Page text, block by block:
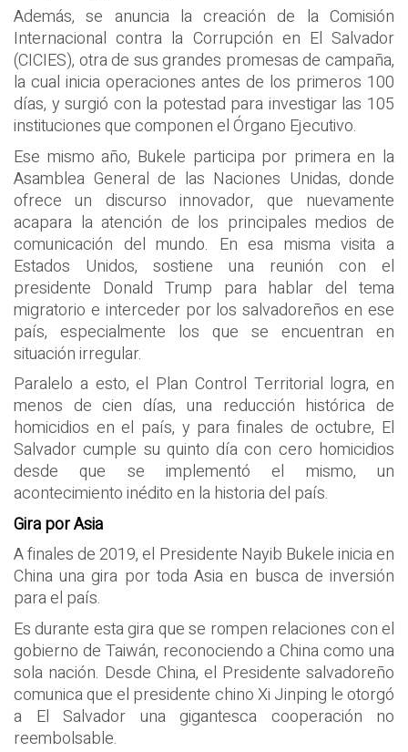
Además, se anuncia la creación de la Comisión
Internacional contra la Corrupción en El Salvador
(CICIES), otra de sus grandes promesas de campaña,
la cual inicia operaciones antes de los primeros 100
días, y surgió con la potestad para investigar las 105
instituciones que componen el Órgano Ejecutivo.
Ese mismo año, Bukele participa por primera en la
Asamblea General de las Naciones Unidas, donde
ofrece un discurso innovador, que nuevamente
acapara la atención de los principales medios de
comunicación del mundo. En esa misma visita a
Estados Unidos, sostiene una reunión con el
presidente Donald Trump para hablar del tema
migratorio e interceder por los salvadoreños en ese
país, especialmente los que se encuentran en
situación irregular.
Paralelo a esto, el Plan Control Territorial logra, en
menos de cien días, una reducción histórica de
homicidios en el país, y para finales de octubre, El
Salvador cumple su quinto día con cero homicidios
desde que se implementó el mismo, un
acontecimiento inédito en la historia del país.
Gira por Asia
A finales de 2019, el Presidente Nayib Bukele inicia en
China una gira por toda Asia en busca de inversión
para el país.
Es durante esta gira que se rompen relaciones con el
gobierno de Taiwán, reconociendo a China como una
sola nación. Desde China, el Presidente salvadoreño
comunica que el presidente chino Xi Jinping le otorgó
a El Salvador una gigantesca cooperación no
reembolsable.